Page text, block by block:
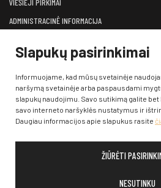
Slapukų pasirinkimai
Informuojame, kad mūsų svetainėje
naršymą svetainėje arba paspausdami
slapukų naudojimu. Savo sutikimą galite
savo interneto naršyklės nustatymus ir
Daugiau informacijos apie slapukus rasite
NESUTINKU
ŽIŪRĖTI
VIEŠIEJI PIRKIMAI
ADMINISTRACINĖ INFORMACIJA
ATVIRI DUOMENYS
KONSULTAVIMASIS SU VISUOMENE
KONTAKTAI